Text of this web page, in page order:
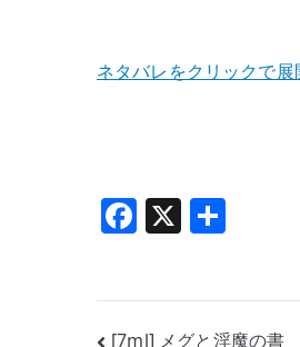
ネタバレをクリックで展
F
e
X
[7ml] メグと淫魔の書